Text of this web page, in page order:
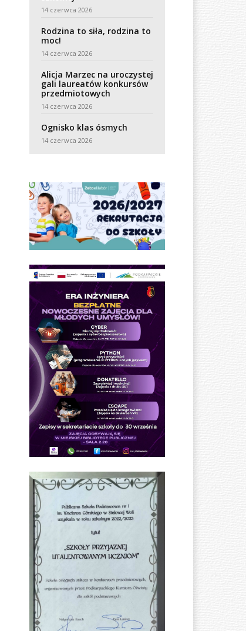
14 czerwca 2026
Rodzina to siła, rodzina to
moc!
14 czerwca 2026
Alicja Marzec na uroczystej
gali laureatów konkursów
przedmiotowych
14 czerwca 2026
Ognisko klas ósmych
14 czerwca 2026